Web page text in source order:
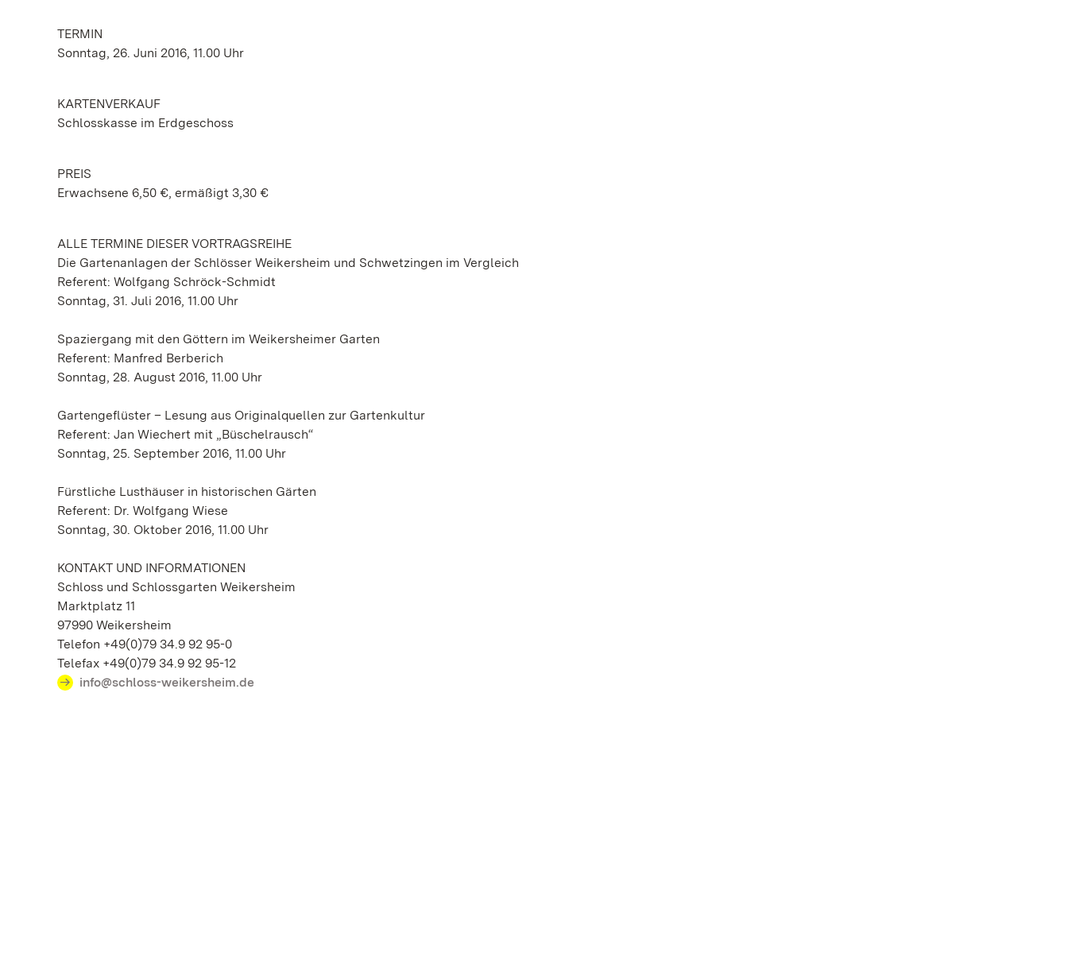
TERMIN
Sonntag, 26. Juni 2016, 11.00 Uhr
KARTENVERKAUF
Schlosskasse im Erdgeschoss
PREIS
Erwachsene 6,50 €, ermäßigt 3,30 €
ALLE TERMINE DIESER VORTRAGSREIHE
Die Gartenanlagen der Schlösser Weikersheim und Schwetzingen im Vergleich
Referent: Wolfgang Schröck-Schmidt
Sonntag, 31. Juli 2016, 11.00 Uhr
Spaziergang mit den Göttern im Weikersheimer Garten
Referent: Manfred Berberich
Sonntag, 28. August 2016, 11.00 Uhr
Gartengeflüster – Lesung aus Originalquellen zur Gartenkultur
Referent: Jan Wiechert mit „Büschelrausch“
Sonntag, 25. September 2016, 11.00 Uhr
Fürstliche Lusthäuser in historischen Gärten
Referent: Dr. Wolfgang Wiese
Sonntag, 30. Oktober 2016, 11.00 Uhr
KONTAKT UND INFORMATIONEN
Schloss und Schlossgarten Weikersheim
Marktplatz 11
97990 Weikersheim
Telefon +49(0)79 34.9 92 95-0
Telefax +49(0)79 34.9 92 95-12
info@schloss-weikersheim.de